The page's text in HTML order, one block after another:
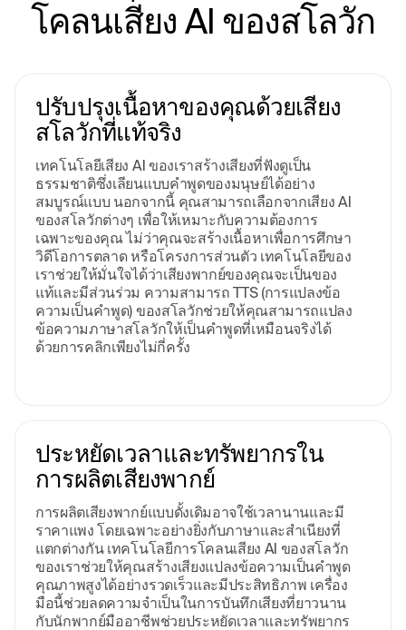
โคลนเสียง AI ของสโลวัก
ปรับปรุงเนื้อหาของคุณด้วยเสียง
สโลวักที่แท้จริง
เทคโนโลยีเสียง AI ของเราสร้างเสียงที่ฟังดูเป็น
ธรรมชาติซึ่งเลียนแบบคําพูดของมนุษย์ได้อย่าง
สมบูรณ์แบบ นอกจากนี้ คุณสามารถเลือกจากเสียง AI
ของสโลวักต่างๆ เพื่อให้เหมาะกับความต้องการ
เฉพาะของคุณ ไม่ว่าคุณจะสร้างเนื้อหาเพื่อการศึกษา
วิดีโอการตลาด หรือโครงการส่วนตัว เทคโนโลยีของ
เราช่วยให้มั่นใจได้ว่าเสียงพากย์ของคุณจะเป็นของ
แท้และมีส่วนร่วม ความสามารถ TTS (การแปลงข้อ
ความเป็นคําพูด) ของสโลวักช่วยให้คุณสามารถแปลง
ข้อความภาษาสโลวักให้เป็นคําพูดที่เหมือนจริงได้
ด้วยการคลิกเพียงไม่กี่ครั้ง
ประหยัดเวลาและทรัพยากรใน
การผลิตเสียงพากย์
การผลิตเสียงพากย์แบบดั้งเดิมอาจใช้เวลานานและมี
ราคาแพง โดยเฉพาะอย่างยิ่งกับภาษาและสําเนียงที่
แตกต่างกัน เทคโนโลยีการโคลนเสียง AI ของสโลวัก
ของเราช่วยให้คุณสร้างเสียงแปลงข้อความเป็นคําพูด
คุณภาพสูงได้อย่างรวดเร็วและมีประสิทธิภาพ เครื่อง
มือนี้ช่วยลดความจําเป็นในการบันทึกเสียงที่ยาวนาน
กับนักพากย์มืออาชีพช่วยประหยัดเวลาและทรัพยากร